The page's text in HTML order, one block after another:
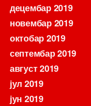
децембар 2019
новембар 2019
октобар 2019
септембар 2019
август 2019
јул 2019
јун 2019